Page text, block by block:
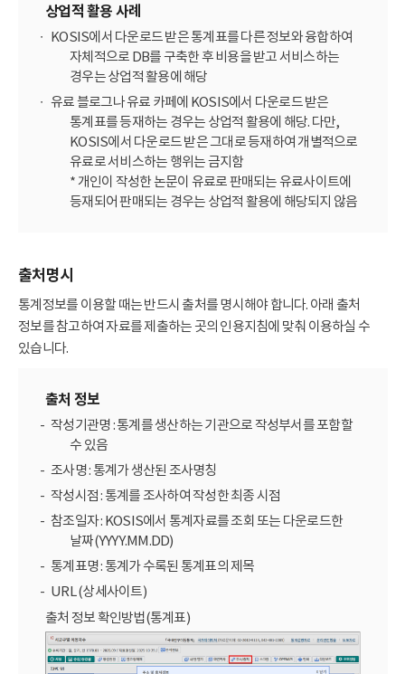
상업적 활용 사례
KOSIS에서 다운로드 받은 통계표를 다른 정보와 융합하여
자체적으로 DB를 구축한 후 비용을 받고 서비스하는
경우는 상업적 활용에 해당
유료 블로그나 유료 카페에 KOSIS에서 다운로드 받은
통계표를 등재하는 경우는 상업적 활용에 해당. 다만,
KOSIS에서 다운로드 받은 그대로 등재하여 개별적으로
유료로 서비스하는 행위는 금지함
* 개인이 작성한 논문이 유료로 판매되는 유료사이트에
등재되어 판매되는 경우는 상업적 활용에 해당되지 않음
출처명시
통계정보를 이용할 때는 반드시 출처를 명시해야 합니다. 아래 출처
정보를 참고하여 자료를 제출하는 곳의 인용지침에 맞춰 이용하실 수
있습니다.
출처 정보
작성기관명 : 통계를 생산하는 기관으로 작성부서를 포함할
수 있음
조사명 : 통계가 생산된 조사명칭
작성시점 : 통계를 조사하여 작성한 최종 시점
참조일자 : KOSIS에서 통계자료를 조회 또는 다운로드한
날짜(YYYY.MM.DD)
통계표명 : 통계가 수록된 통계표의 제목
URL (상세사이트)
출처 정보 확인방법(통계표)